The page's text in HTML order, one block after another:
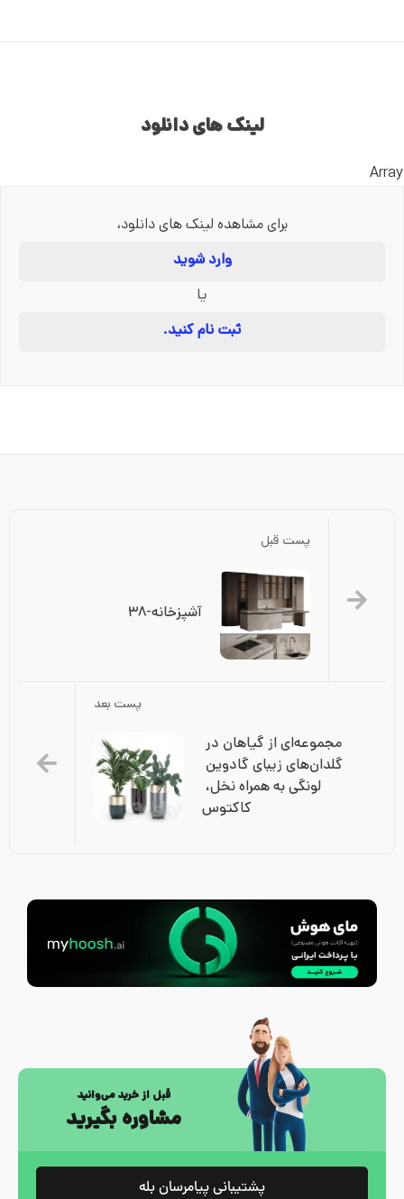
لینک های دانلود
Array
برای مشاهده لینک های دانلود،
وارد شوید
یا
ثبت نام کنید.
پست قبل
آشپزخانه-۳۸
پست بعد
کاکتوس
قبل از خرید می‌وانید
مشاوره بگیرید
پشتیبانی پیامرسان بله